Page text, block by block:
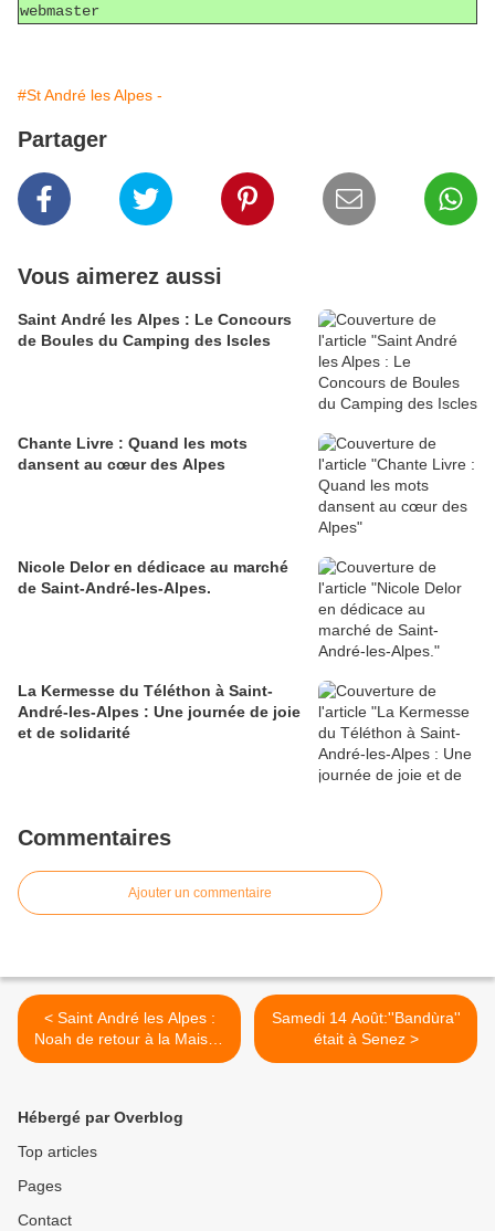
webmaster
#St André les Alpes -
Partager
Vous aimerez aussi
Saint André les Alpes : Le Concours
de Boules du Camping des Iscles
Chante Livre : Quand les mots
dansent au cœur des Alpes
Nicole Delor en dédicace au marché
de Saint-André-les-Alpes.
La Kermesse du Téléthon à Saint-
André-les-Alpes : Une journée de joie
et de solidarité
Commentaires
Ajouter un commentaire
< Saint André les Alpes :
Noah de retour à la Maison
de la presse
Samedi 14 Août:''Bandùra''
était à Senez >
Hébergé par Overblog
Top articles
Pages
Contact